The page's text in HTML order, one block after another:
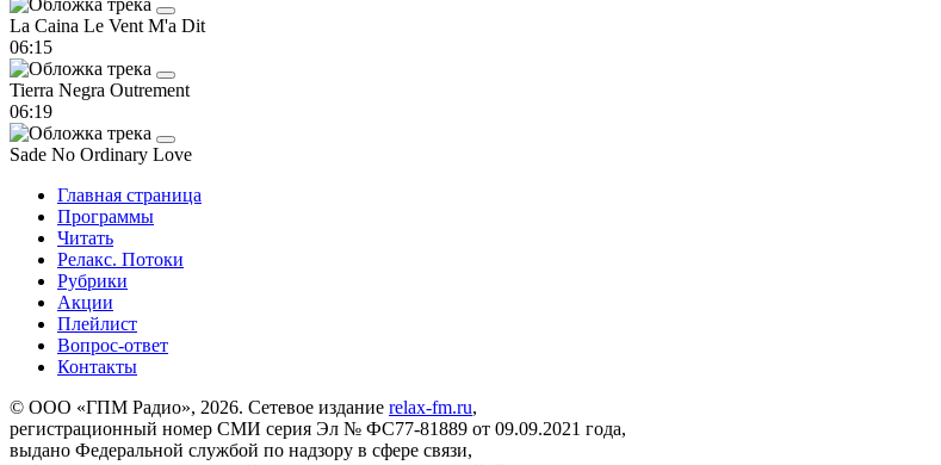
La Caina Le Vent M'a Dit
06:15
Tierra Negra Outrement
06:19
Sade No Ordinary Love
Главная страница
Программы
Читать
Релакс. Потоки
Рубрики
Акции
Плейлист
Вопрос-ответ
Контакты
© ООО «ГПМ Радио», 2026. Сетевое издание relax-fm.ru,
регистрационный номер СМИ серия Эл № ФС77-81889 от 09.09.2021 года,
выдано Федеральной службой по надзору в сфере связи,